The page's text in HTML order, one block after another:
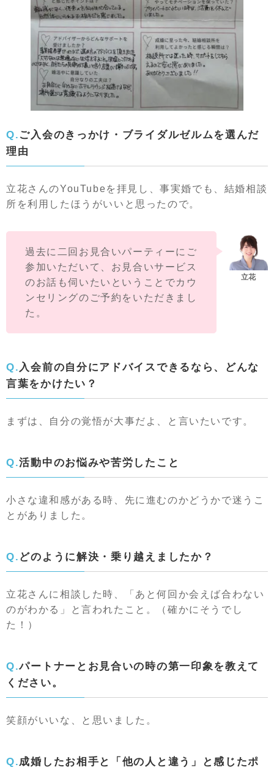
Q.ご入会のきっかけ・ブライダルゼルムを選んだ
理由
立花さんのYouTubeを拝見し、事実婚でも、結婚相談
所を利用したほうがいいと思ったので。
過去に二回お見合いパーティーにご
参加いただいて、お見合いサービス
のお話も伺いたいということでカウ
ンセリングのご予約をいただきまし
た。
Q.入会前の自分にアドバイスできるなら、どんな
言葉をかけたい？
まずは、自分の覚悟が大事だよ、と言いたいです。
Q.活動中のお悩みや苦労したこと
小さな違和感がある時、先に進むのかどうかで迷うこ
とがありました。
Q.どのように解決・乗り越えましたか？
立花さんに相談した時、「あと何回か会えば合わない
のがわかる」と言われたこと。（確かにそうでし
た！）
Q.パートナーとお見合いの時の第一印象を教えて
ください。
笑顔がいいな、と思いました。
Q.成婚したお相手と「他の人と違う」と感じたポ